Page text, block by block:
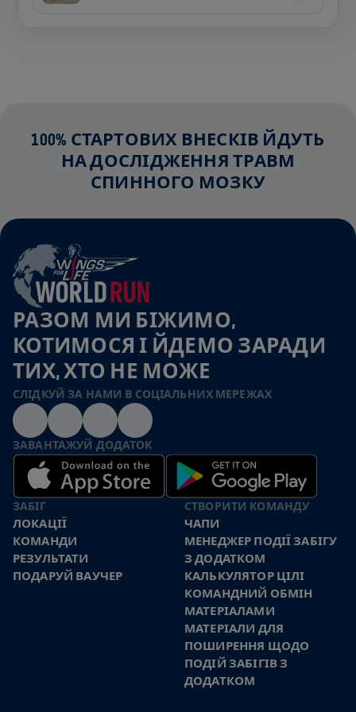
100% СТАРТОВИХ ВНЕСКІВ ЙДУТЬ
НА ДОСЛІДЖЕННЯ ТРАВМ
СПИННОГО МОЗКУ
РАЗОМ МИ БІЖИМО,
КОТИМОСЯ І ЙДЕМО ЗАРАДИ
ТИХ, ХТО НЕ МОЖЕ
СЛІДКУЙ ЗА НАМИ В СОЦІАЛЬНИХ МЕРЕЖАХ
ЗАВАНТАЖУЙ ДОДАТОК
ЗАБІГ
ЛОКАЦІЇ
КОМАНДИ
РЕЗУЛЬТАТИ
ПОДАРУЙ ВАУЧЕР
СТВОРИТИ КОМАНДУ
ЧАПИ
МЕНЕДЖЕР ПОДІЇ ЗАБІГУ
З ДОДАТКОМ
КАЛЬКУЛЯТОР ЦІЛІ
КОМАНДНИЙ ОБМІН
МАТЕРІАЛАМИ
МАТЕРІАЛИ ДЛЯ
ПОШИРЕННЯ ЩОДО
ПОДІЙ ЗАБІГІВ З
ДОДАТКОМ